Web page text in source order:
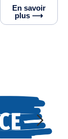
En savoir
plus ⟶